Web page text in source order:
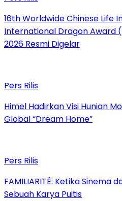
16th Worldwide Chinese Life
International Dragon Award
2026 Resmi Digelar
Pers Rilis
Himel Hadirkan Visi Hunian
Global “Dream Home”
Pers Rilis
FAMILIARITÉ: Ketika Sinema
Sebuah Karya Puitis